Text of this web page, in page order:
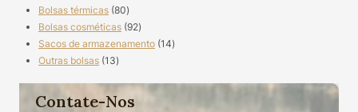
Bolsas térmicas 8080
produtos
Bolsas cosméticas 9292
produtos
Sacos de armazenamento 1414
Outras bolsas 1313
Contate-Nos